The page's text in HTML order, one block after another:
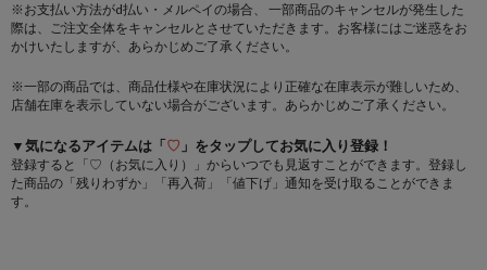
※お支払い方法がd払い・メルペイの場合、 一部商品のキャンセルが発生した
際は、ご注文全体をキャンセルとさせていただきます。お客様にはご迷惑をお
かけいたしますが、あらかじめご了承ください。
※一部の商品では、商品仕様や在庫状況により正確な在庫表示が難しいため、
店舗在庫を表示していない場合がございます。あらかじめご了承ください。
▼気になるアイテムは「♡ 」をタップしてお気に入り登録！
登録すると「♡（お気に入り）」からいつでも見返すことができます。登録し
た商品の「残りわずか」「再入荷」「値下げ」通知を受け取ることができま
す。